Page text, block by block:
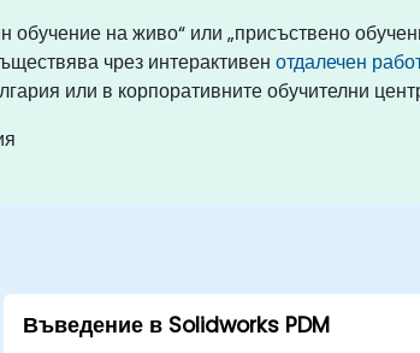
на живо“ или „присъствено
чрез интерактивен отдалечен
или в корпоративните обучителни
Въведение в Solidworks PDM